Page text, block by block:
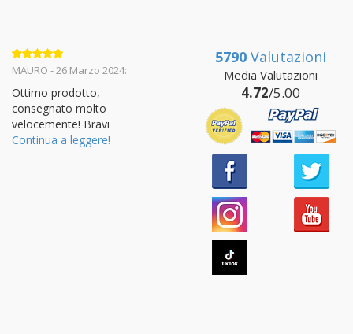
Valutato5
MAURO - 26 Marzo 2024:
Ottimo prodotto,
consegnato molto
velocemente! Bravi
Continua a leggere!
5790 Valutazioni
Media Valutazioni
4.72/5.00